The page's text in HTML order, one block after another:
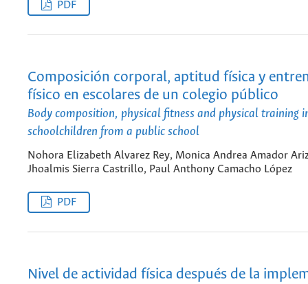
PDF
Composición corporal, aptitud física y
físico en escolares de un colegio público
Body composition, physical fitness and physical training
schoolchildren from a public school
Nohora Elizabeth Alvarez Rey, Monica Andrea Amador
Jhoalmis Sierra Castrillo, Paul Anthony Camacho López
PDF
Nivel de actividad física después de la